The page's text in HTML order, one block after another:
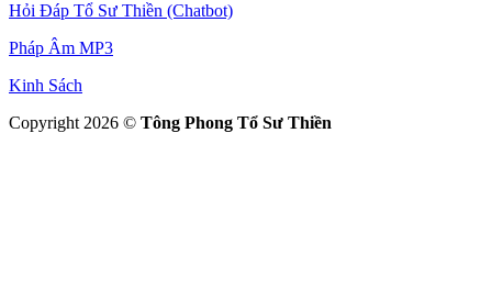
Hỏi Đáp Tổ Sư Thiền (Chatbot)
Pháp Âm MP3
Kinh Sách
Copyright 2026 © Tông Phong Tổ Sư Thiền